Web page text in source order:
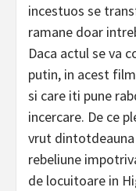
incestuos se
ramane doar
Daca actul se va
putin, in acest
si care iti pune
incercare. De ce
vrut dintotdeauna
rebeliune
de locuitoare in